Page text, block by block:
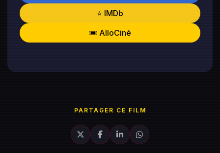
⭐ IMDb
🎟️ AlloCiné
PARTAGER CE FILM